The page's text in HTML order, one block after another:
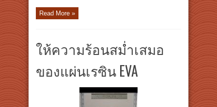
Read More »
ให้ความร้อนสม่ำเสมอ
ของแผ่นเรซิน EVA